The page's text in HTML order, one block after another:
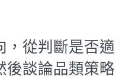
，從判斷是否適
後談論品類策略